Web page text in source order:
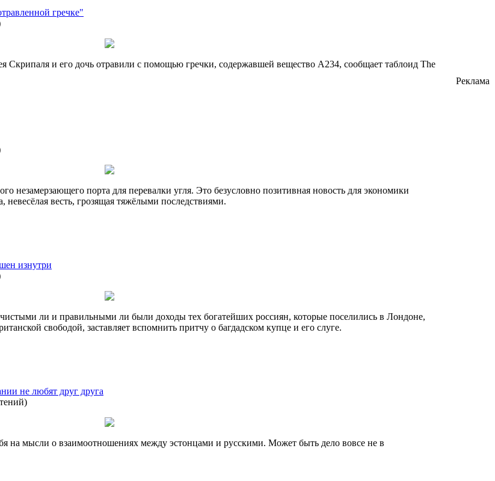
гречке"
Скрипаля и его дочь отравили с помощью гречки, содержавшей вещество А234, сообщает таблоид The
незамерзающего порта для перевалки угля. Это безусловно позитивная новость для экономики
весть, грозящая тяжёлыми последствиями.
изнутри
ли и правильными ли были доходы тех богатейших россиян, которые поселились в Лондоне,
свободой, заставляет вспомнить притчу о багдадском купце и его слуге.
не любят друг друга
)
на мысли о взаимоотношениях между эстонцами и русскими. Может быть дело вовсе не в
Реклама